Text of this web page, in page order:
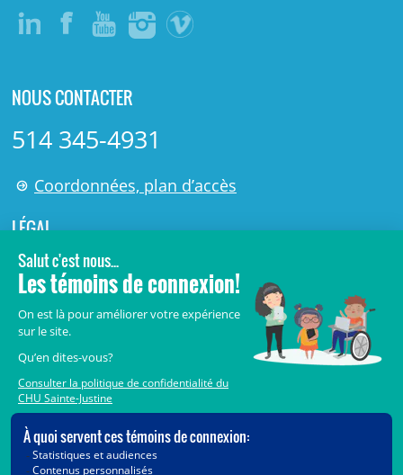
NOUS CONTACTER
514 345-4931
Coordonnées, plan d’accès
LÉGAL
© 2006-2026Centre de recherche Azrieli du CHU Sainte-
Justine.
Avis légaux